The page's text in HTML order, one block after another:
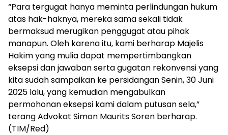
“Para tergugat hanya meminta perlindungan hukum
atas hak-haknya, mereka sama sekali tidak
bermaksud merugikan penggugat atau pihak
manapun. Oleh karena itu, kami berharap Majelis
Hakim yang mulia dapat mempertimbangkan
eksepsi dan jawaban serta gugatan rekonvensi yang
kita sudah sampaikan ke persidangan Senin, 30 Juni
2025 lalu, yang kemudian mengabulkan
permohonan eksepsi kami dalam putusan sela,”
terang Advokat Simon Maurits Soren berharap.
(TIM/Red)